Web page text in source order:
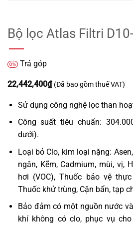
Bộ lọc Atlas Filtri
Trả góp
22,442,400₫ (Đã bao gồm thuế VAT)
Sử dụng công nghệ lọc than
Công suất tiêu chuẩn:
dưới).
Loại bỏ Clo, kim loại nặng:
ngân, Kẽm, Cadmium, mùi, vị,
hơi (VOC), Thuốc bảo vệ
Thuốc khử trùng, Cặn bẩn, tạp
Bảo đảm có một nguồn nước
khí không có clo, phục vụ